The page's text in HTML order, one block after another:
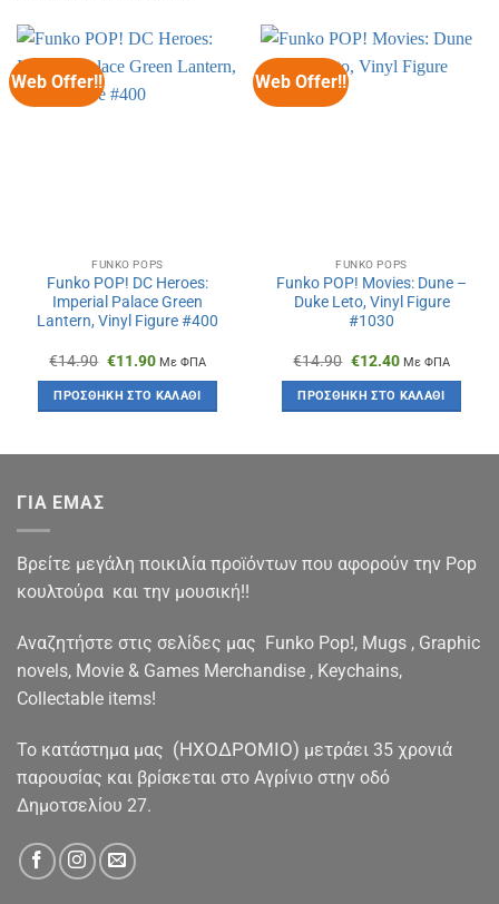
Web Offer!!
FUNKO POPS
Funko POP! DC Heroes:
Imperial Palace Green
Lantern, Vinyl Figure #400
€14.90 Original
was:
€14.90.
€11.90Η
τιμή
είναι:
€11.90.
Με ΦΠΑ
ΠΡΟΣΘΉΚΗ ΣΤΟ ΚΑΛΆΘΙ
Web Offer!!
FUNKO POPS
Funko POP! Movies: Dune –
Duke Leto, Vinyl Figure
#1030
€14.90 Original
was:
€14.90.
€12.40Η
τιμή
είναι:
€12.40.
Με ΦΠΑ
ΠΡΟΣΘΉΚΗ ΣΤΟ ΚΑΛΆΘΙ
ΓΙΑ ΕΜΑΣ
Βρείτε μεγάλη ποικιλία προϊόντων που αφορούν την Pop
κουλτούρα και την μουσική!!
Αναζητήστε στις σελίδες μας Funko Pop!, Mugs , Graphic
novels, Movie & Games Merchandise , Keychains,
Collectable items!
To κατάστημα μας (ΗΧΟΔΡΟΜΙΟ) μετράει 35 χρονιά
παρουσίας και βρίσκεται στο Αγρίνιο στην οδό
Δημοτσελίου 27.